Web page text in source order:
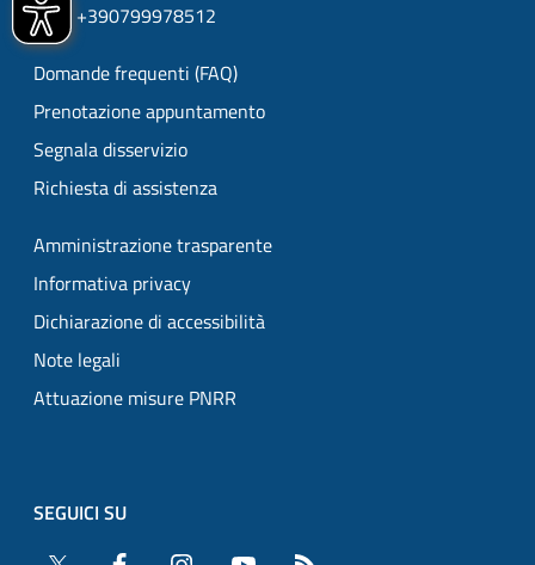
URP: +390799978512
Domande frequenti (FAQ)
Prenotazione appuntamento
Segnala disservizio
Richiesta di assistenza
Amministrazione trasparente
Informativa privacy
Dichiarazione di accessibilità
Note legali
Attuazione misure PNRR
SEGUICI SU